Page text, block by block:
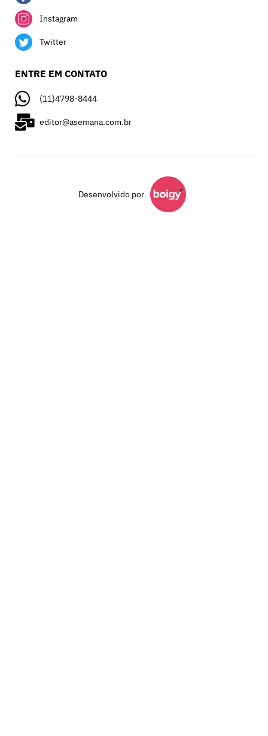
Instagram
Twitter
ENTRE EM CONTATO
(11)4798-8444
editor@asemana.com.br
Desenvolvido por